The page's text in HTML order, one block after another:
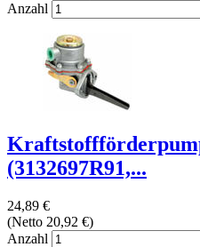
Anzahl
(3132697R91,...
24,89 €
(Netto 20,92 €)
Anzahl